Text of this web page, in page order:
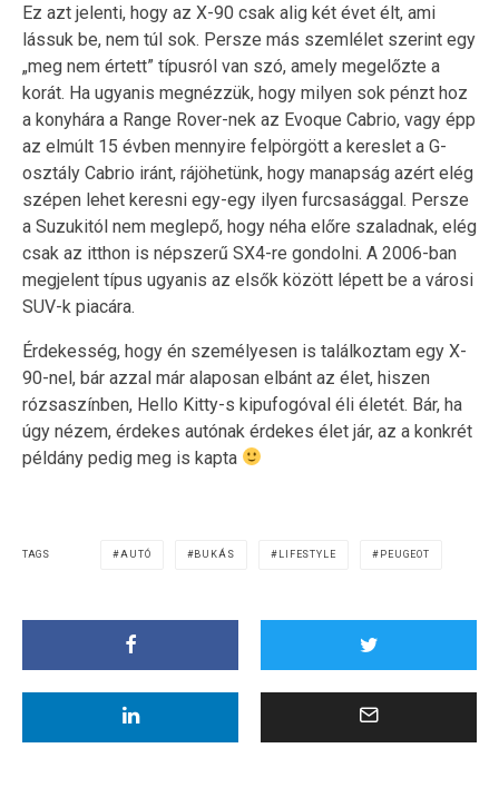
Ez azt jelenti, hogy az X-90 csak alig két évet élt, ami
lássuk be, nem túl sok. Persze más szemlélet szerint egy
„meg nem értett” típusról van szó, amely megelőzte a
korát. Ha ugyanis megnézzük, hogy milyen sok pénzt hoz
a konyhára a Range Rover-nek az Evoque Cabrio, vagy épp
az elmúlt 15 évben mennyire felpörgött a kereslet a G-
osztály Cabrio iránt, rájöhetünk, hogy manapság azért elég
szépen lehet keresni egy-egy ilyen furcsasággal. Persze
a Suzukitól nem meglepő, hogy néha előre szaladnak, elég
csak az itthon is népszerű SX4-re gondolni. A 2006-ban
megjelent típus ugyanis az elsők között lépett be a városi
SUV-k piacára.
Érdekesség, hogy én személyesen is találkoztam egy X-
90-nel, bár azzal már alaposan elbánt az élet, hiszen
rózsaszínben, Hello Kitty-s kipufogóval éli életét. Bár, ha
úgy nézem, érdekes autónak érdekes élet jár, az a konkrét
példány pedig meg is kapta
TAGS AUTÓ BUKÁS LIFESTYLE PEUGEOT